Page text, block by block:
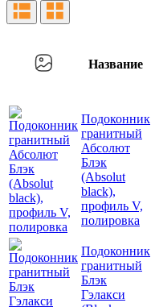
Название
Подоконник
гранитный
Абсолют
Блэк
(Absolut
black),
профиль V,
полировка
Подоконник
гранитный
Блэк
Гэлакси